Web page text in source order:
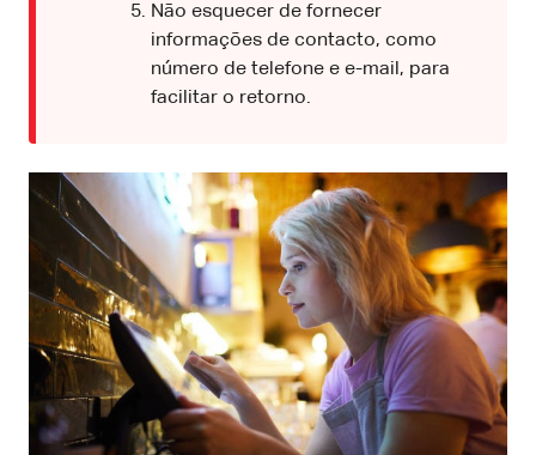
Não esquecer de fornecer
informações de contacto, como
número de telefone e e-mail, para
facilitar o retorno.